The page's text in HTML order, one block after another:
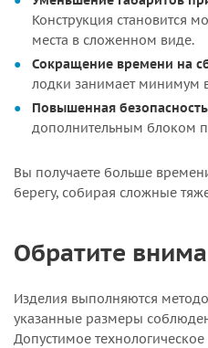
Конструкция становится
места в сложенном виде.
Сокращение времени на
лодки занимает минимум
Повышенная
дополнительным блоком
Вы получаете больше
берегу, собирая сложные
Обратите
Изделия выполняются
указанные размеры
Допустимое